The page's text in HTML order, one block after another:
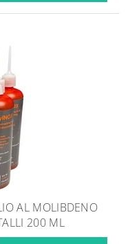
AL MOLIBDENO
200 ML